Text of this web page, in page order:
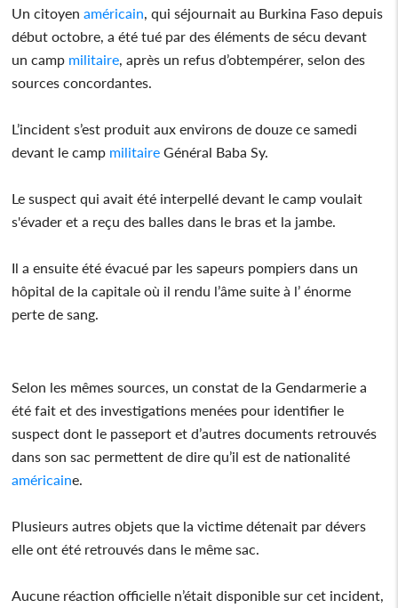
Un citoyenaméricain , qui séjournait au Burkina Faso depuis
début octobre, a été tué par des éléments de sécu devant
un camp militaire , après un refus d’obtempérer, selon des
sources concordantes.
L’incident s’est produit aux environs de douze ce samedi
devant le camp militaire Général Baba Sy.
Le suspect qui avait été interpellé devant le camp voulait
s'évader et a reçu des balles dans le bras et la jambe.
Il a ensuite été évacué par les sapeurs pompiers dans un
hôpital de la capitale où il rendu l’âme suite à l’ énorme
perte de sang.
Selon les mêmes sources, un constat de la Gendarmerie a
été fait et des investigations menées pour identifier le
suspect dont le passeport et d’autres documents retrouvés
dans son sac permettent de dire qu’il est de nationalité
américaine.
Plusieurs autres objets que la victime détenait par dévers
elle ont été retrouvés dans le même sac.
Aucune réaction officielle n’était disponible sur cet incident,